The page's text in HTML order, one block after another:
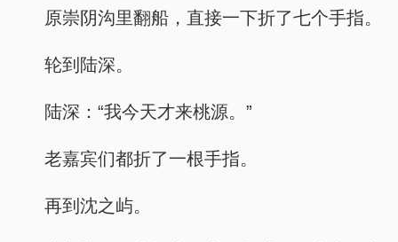
原崇阴沟里翻船，直接一下折了七个手指。
轮到陆深。
陆深：“我今天才来桃源。”
老嘉宾们都折了一根手指。
再到沈之屿。